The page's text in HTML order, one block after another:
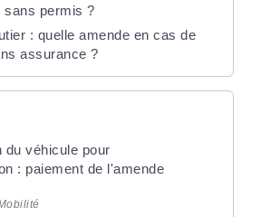
sans permis ?
: quelle amende en cas de
assurance ?
du véhicule pour
: paiement de l'amende